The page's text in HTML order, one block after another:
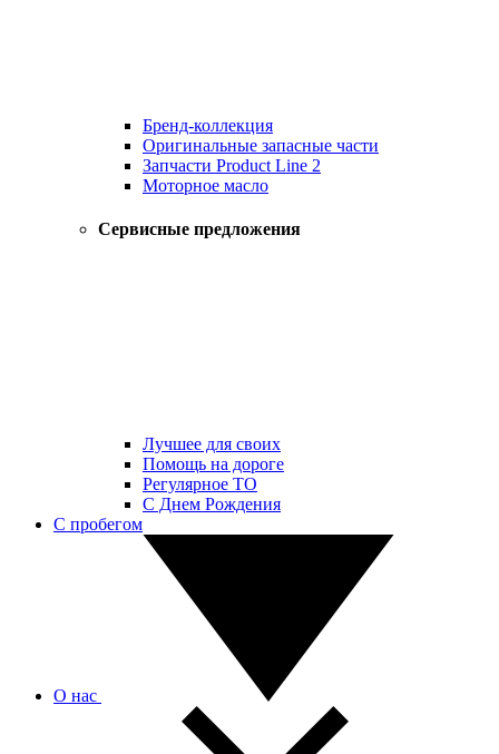
Бренд-коллекция
Оригинальные запасные части
Запчасти Product Line 2
Моторное масло
Сервисные предложения
Лучшее для своих
Помощь на дороге
Регулярное ТО
С Днем Рождения
С пробегом
О нас